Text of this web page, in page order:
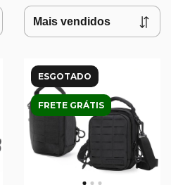
ESGOTADO
FRETE GRÁTIS